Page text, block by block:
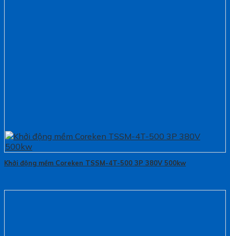
Khởi động mềm Coreken TSSM-4T-500 3P 380V 500kw